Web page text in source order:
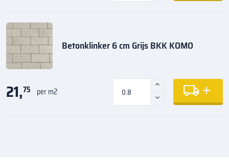
Betonklinker 6 cm Grijs BKK KOMO
21,75 per m2